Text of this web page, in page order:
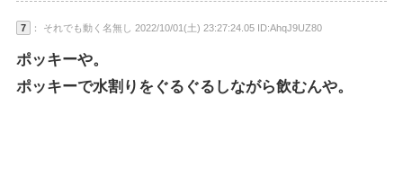
7 ： それでも動く名無し 2022/10/01(土) 23:27:24.05 ID:AhqJ9UZ80
ポッキーや。
ポッキーで水割りをぐるぐるしながら飲むんや。